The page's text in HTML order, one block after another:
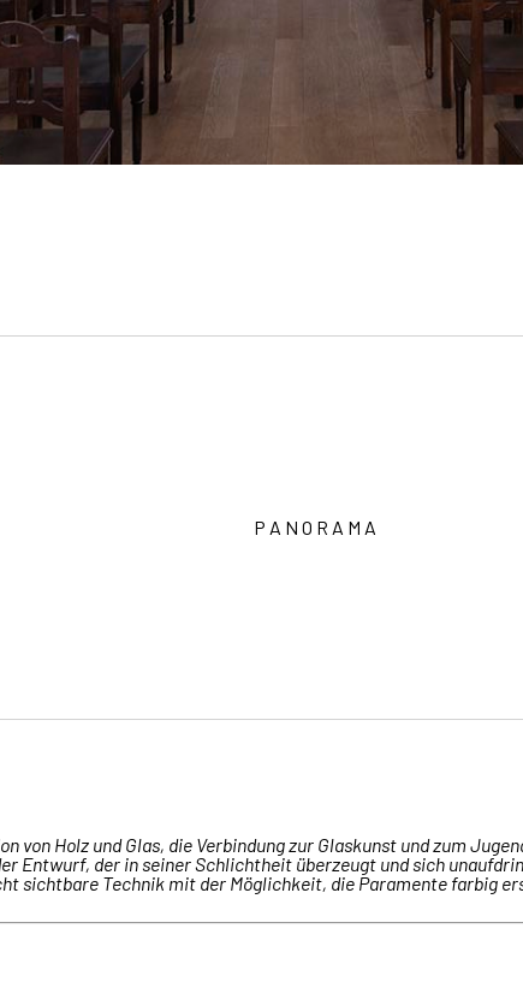
P A N O R A M A
von Holz und Glas, die Verbindung zur Glaskunst und zum
Entwurf, der in seiner Schlichtheit überzeugt und sich
sichtbare Technik mit der Möglichkeit, die Paramente farbig